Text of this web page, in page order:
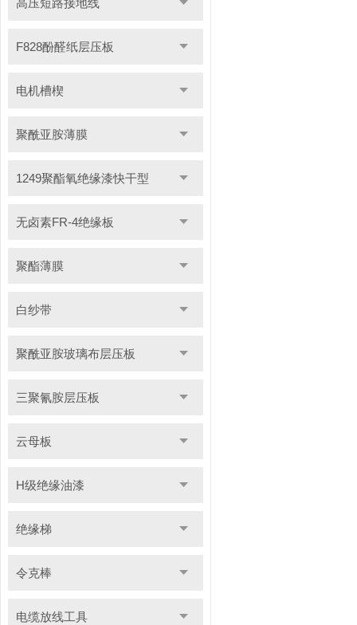
高压短路接地线
F828酚醛纸层压板
电机槽楔
聚酰亚胺薄膜
1249聚酯氧绝缘漆快干型
无卤素FR-4绝缘板
聚酯薄膜
白纱带
聚酰亚胺玻璃布层压板
三聚氰胺层压板
云母板
H级绝缘油漆
绝缘梯
令克棒
电缆放线工具